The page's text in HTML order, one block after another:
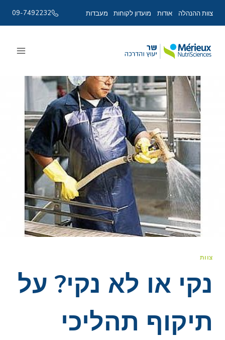
צוות ההנהלה אודות מועדון לקוחות מעבדות 09-7492232
content
צוות
נקי או לא נקי? על
תיקוף תהליכי